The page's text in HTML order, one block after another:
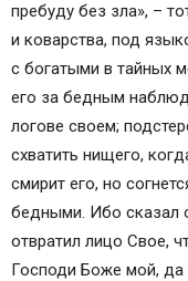
пребуду без зла», –
и коварства, под
с богатыми в тайных
его за бедным
логове своем;
схватить нищего,
смирит его, но
бедными. Ибо сказал
отвратил лицо Свое,
Господи Боже мой, да